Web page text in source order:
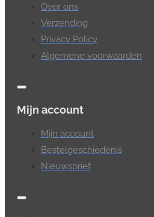
Over ons
Verzending
Privacy Policy
Algemene voorwaarden
Mijn account
Mijn account
Bestelgeschiedenis
Nieuwsbrief